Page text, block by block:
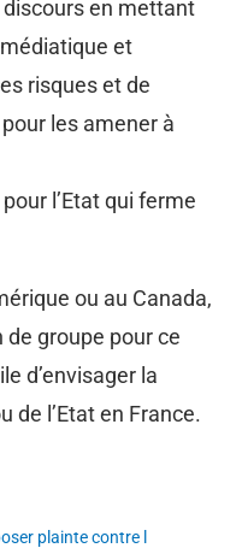
en mettant
et
risques et de
les amener à
l’Etat qui ferme
ou au Canada,
de groupe pour ce
d’envisager la
de l’Etat en France.
plainte contre l